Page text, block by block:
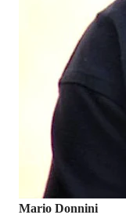
Mario Donnini